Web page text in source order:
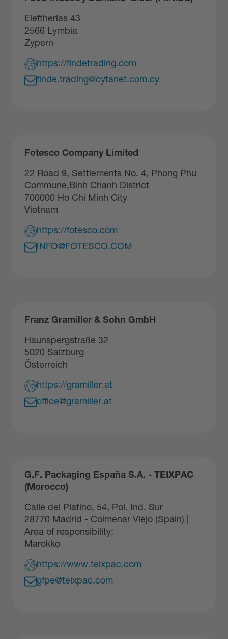
Eleftherias 43
2566 Lymbia
Zypern
https://findetrading.com
finde.trading@cytanet.com.cy
Fotesco Company Limited
22 Road 9, Settlements No. 4, Phong Phu
Commune,Binh Chanh District
700000 Ho Chi Minh City
Vietnam
https://fotesco.com
INFO@FOTESCO.COM
Franz Gramiller & Sohn GmbH
Haunspergstraße 32
5020 Salzburg
Österreich
https://gramiller.at
office@gramiller.at
G.F. Packaging España S.A. - TEIXPAC
(Morocco)
Calle del Platino, 54, Pol. Ind. Sur
28770 Madrid - Colmenar Viejo (Spain) |
Area of responsibility:
Marokko
https://www.teixpac.com
gfpe@teixpac.com